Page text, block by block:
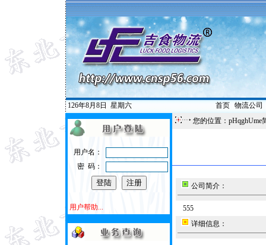
126年8月8日 星期六 首页| 物流公司
用户名：
密 码：
用户帮助...
您的位置：pHqghUme
公司简介：
555
详细信息：